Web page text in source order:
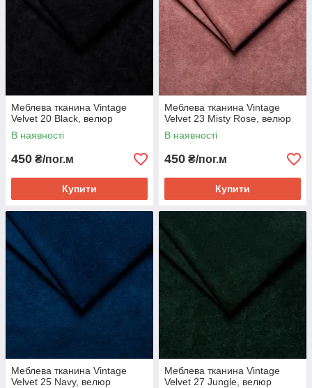
Меблева тканина Vintage
Velvet 20 Black, велюр
В наявності
450 ₴/пог.м
Купити
Меблева тканина Vintage
Velvet 23 Misty Rose, велюр
В наявності
450 ₴/пог.м
Купити
Меблева тканина Vintage
Velvet 25 Navy, велюр
Меблева тканина Vintage
Velvet 27 Jungle, велюр